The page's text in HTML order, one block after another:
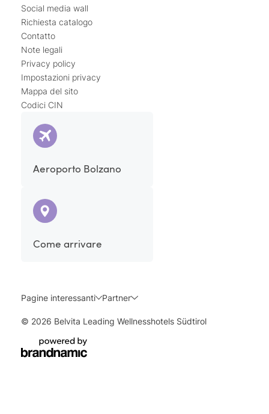
Social media wall
Richiesta catalogo
Contatto
Note legali
Privacy policy
Impostazioni privacy
Mappa del sito
Codici CIN
Aeroporto Bolzano
Come arrivare
Pagine interessanti Partner
© 2026 Belvita Leading Wellnesshotels Südtirol